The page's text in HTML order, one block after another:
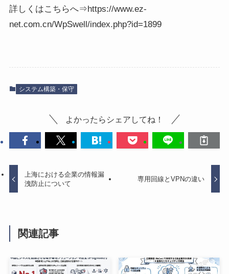
詳しくはこちらへ⇒https://www.ez-
net.com.cn/WpSwell/index.php?id=1899
システム構築・保守
よかったらシェアしてね！
上海における企業の情報漏
洩防止について
専用回線とVPNの違い
関連記事